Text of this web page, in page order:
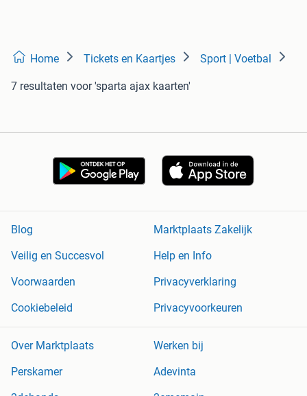
Home Tickets en Kaartjes Sport | Voetbal
7 resultaten voor 'sparta ajax kaarten'
Blog
Marktplaats Zakelijk
Veilig en Succesvol
Help en Info
Voorwaarden
Privacyverklaring
Cookiebeleid
Privacyvoorkeuren
Over Marktplaats
Werken bij
Perskamer
Adevinta